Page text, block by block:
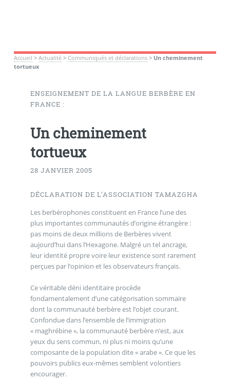
Accueil > Actualité> Communiqués et déclarations> Un cheminement
tortueux
ENSEIGNEMENT DE LA LANGUE BERBÈRE EN
FRANCE :
Un cheminement
tortueux
28 JANVIER 2005
DÉCLARATION DE L’ASSOCIATION TAMAZGHA
Les berbérophones constituent en France l’une des
plus importantes communautés d’origine étrangère :
pas moins de deux millions de Berbères vivent
aujourd’hui dans l’Hexagone. Malgré un tel ancrage,
leur identité propre voire leur existence sont rarement
perçues par l’opinion et les observateurs français.
Ce véritable déni identitaire procède
fondamentalement d’une catégorisation sommaire
dont la communauté berbère est l’objet courant.
Confondue dans l’ensemble de l’immigration
« maghrébine », la communauté berbère n’est, aux
yeux du sens commun, ni plus ni moins qu’une
composante de la population dite « arabe ». Ce que les
pouvoirs publics eux-mêmes semblent volontiers
encourager.